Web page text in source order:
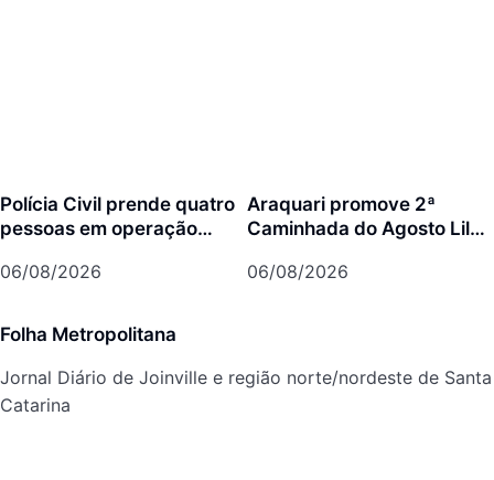
Polícia Civil prende quatro
pessoas em operação
silvestres
06/08/2026
Araquari promove 2ª
Caminhada do Agosto Lilás
06/08/2026
Folha Metropolitana
Jornal Diário de Joinville e região norte/nordeste de Santa
Catarina